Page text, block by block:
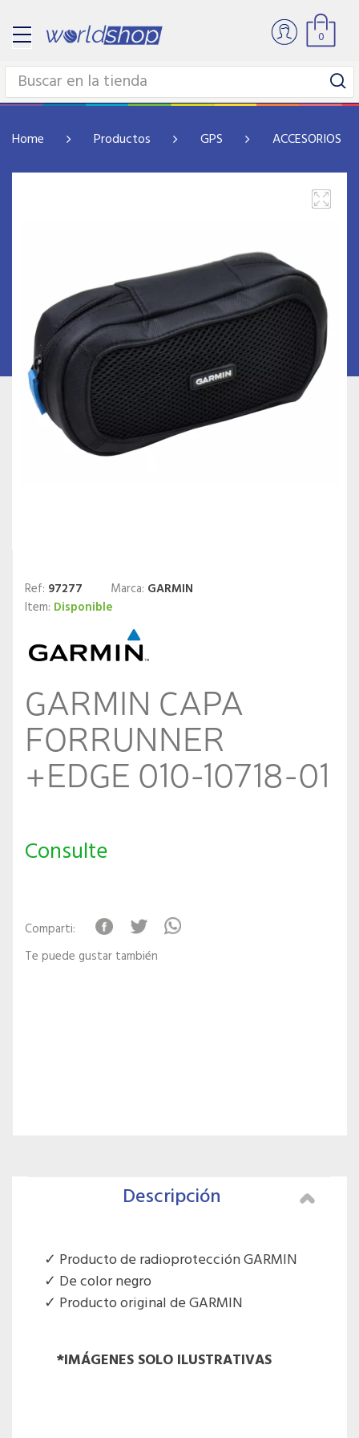
0
Home Productos GPS ACCESORIOS
Ref: 97277 Marca: GARMIN
Item: Disponible
GARMIN CAPA
FORRUNNER
+EDGE 010-10718-01
Consulte
Comparti:
Te puede gustar también
Descripción
Producto de radioprotección GARMIN
De color negro
Producto original de GARMIN
*IMÁGENES SOLO ILUSTRATIVAS